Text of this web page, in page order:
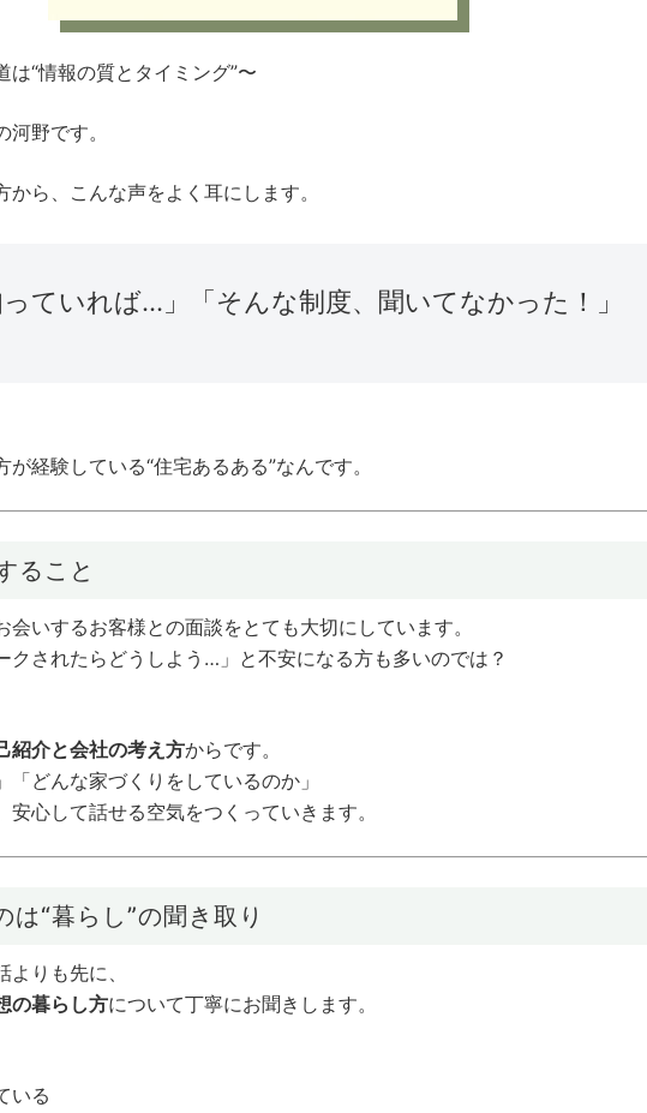
“情報の質とタイミング”〜
野です。
ら、こんな声をよく耳にします。
っていれば…」「そんな制度、聞いてなかった！」
経験している“住宅あるある”なんです。
ること
会いするお客様との面談をとても大切にしています。
クされたらどうしよう…」と不安になる方も多いのでは？
紹介と会社の考え方からです。
「どんな家づくりをしているのか」
心して話せる空気をつくっていきます。
は“暮らし”の聞き取り
りも先に、
の暮らし方について丁寧にお聞きします。
いる